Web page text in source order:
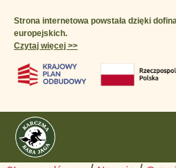
Strona internetowa powstała dzięki
europejskich.
Czytaj więcej >>​